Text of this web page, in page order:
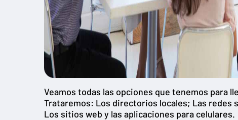
Veamos todas las opciones que tenemos para
Trataremos: Los directorios locales; Las redes
Los sitios web y las aplicaciones para celulares.